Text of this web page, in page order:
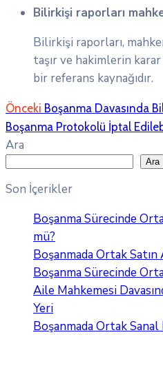
Bilirkişi raporları
Bilirkişi raporları,
taşır ve hakimlerin
bir referans kaynağıdır.
Önceki Boşanma Davasında
Boşanma Protokolü İptal
Ara
Ara
Son İçerikler
Boşanma Sürecinde
mü?
Boşanmada Ortak
Boşanma Sürecinde
Aile Mahkemesi
Yeri
Boşanmada Ortak